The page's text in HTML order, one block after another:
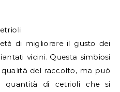
di migliorare il gusto dei
vicini. Questa simbiosi
del raccolto, ma può
quantità di cetrioli che si